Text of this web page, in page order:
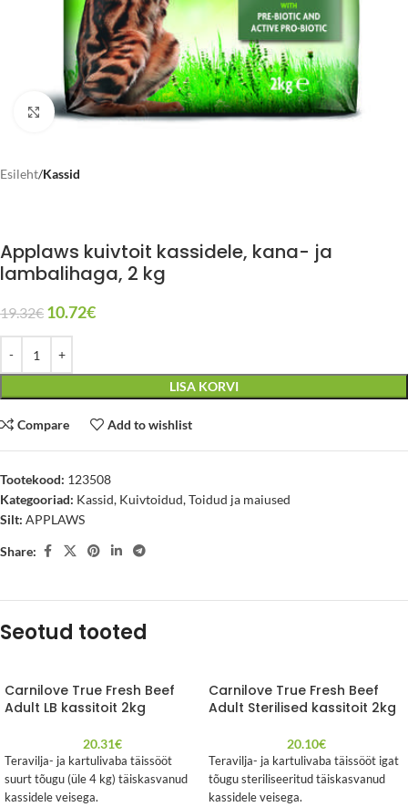
Click to enlarge
Esileht Kassid
Applaws kuivtoit kassidele, kana- ja
lambalihaga, 2 kg
19.32€ 10.72€
LISA KORVI
Compare Add to wishlist
Tootekood: 123508
Kategooriad: Kassid, Kuivtoidud,Toidud ja maiused
Silt: APPLAWS
Share:
Seotud tooted
Carnilove True Fresh Beef
Adult LB kassitoit 2kg
20.31€
Teravilja- ja kartulivaba täissööt
suurt tõugu (üle 4 kg) täiskasvanud
kassidele veisega.
Carnilove True Fresh Beef
Adult Sterilised kassitoit 2kg
20.10€
Teravilja- ja kartulivaba täissööt igat
tõugu steriliseeritud täiskasvanud
kassidele veisega.